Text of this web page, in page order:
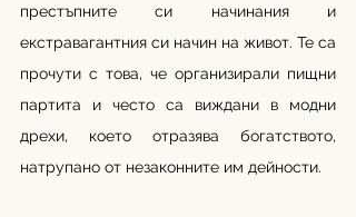
престъпните си начинания и
екстравагантния си начин на живот. Те са
прочути с това, че организирали пищни
партита и често са виждани в модни
дрехи, което отразява богатството,
натрупано от незаконните им дейности.